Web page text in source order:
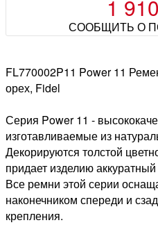
1
СООБЩИТЬ О
FL770002P11 Power 11
орех, Fidel
Серия Power 11 -
изготавливаемые из
Декорируются толстой
придает изделию
Все ремни этой серии
наконечником спереди и
крепления.